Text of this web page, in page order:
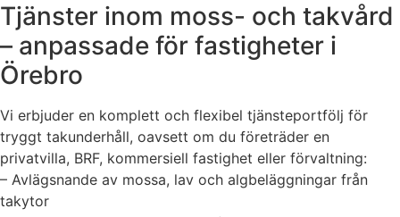
Tjänster inom moss- och takvård
– anpassade för fastigheter i
Örebro
Vi erbjuder en komplett och flexibel tjänsteportfölj för
tryggt takunderhåll, oavsett om du företräder en
privatvilla, BRF, kommersiell fastighet eller förvaltning:
– Avlägsnande av mossa, lav och algbeläggningar från
takytor